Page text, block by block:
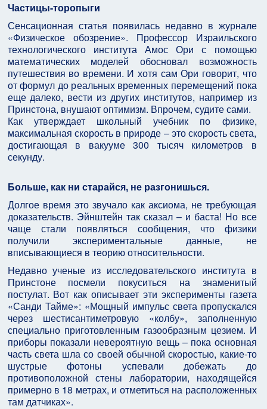
Частицы-торопыги
Сенсационная статья появилась недавно в журнале
«Физическое обозрение». Профессор Израильского
технологического института Амос Ори с помощью
математических моделей обосновал возможность
путешествия во времени. И хотя сам Ори говорит, что
от формул до реальных временных перемещений пока
еще далеко, вести из других институтов, например из
Принстона, внушают оптимизм. Впрочем, судите сами.
Как утверждает школьный учебник по физике,
максимальная скорость в природе – это скорость света,
достигающая в вакууме 300 тысяч километров в
секунду.
Больше, как ни старайся, не разгонишься.
Долгое время это звучало как аксиома, не требующая
доказательств. Эйнштейн так сказал – и баста! Но все
чаще стали появляться сообщения, что физики
получили экспериментальные данные, не
вписывающиеся в теорию относительности.
Недавно ученые из исследовательского института в
Принстоне посмели покуситься на знаменитый
постулат. Вот как описывает эти эксперименты газета
«Санди Тайме»: «Мощный импульс света пропускался
через шестисантиметровую «колбу», заполненную
специально приготовленным газообразным цезием. И
приборы показали невероятную вещь – пока основная
часть света шла со своей обычной скоростью, какие-то
шустрые фотоны успевали добежать до
противоположной стены лаборатории, находящейся
примерно в 18 метрах, и отметиться на расположенных
там датчиках».